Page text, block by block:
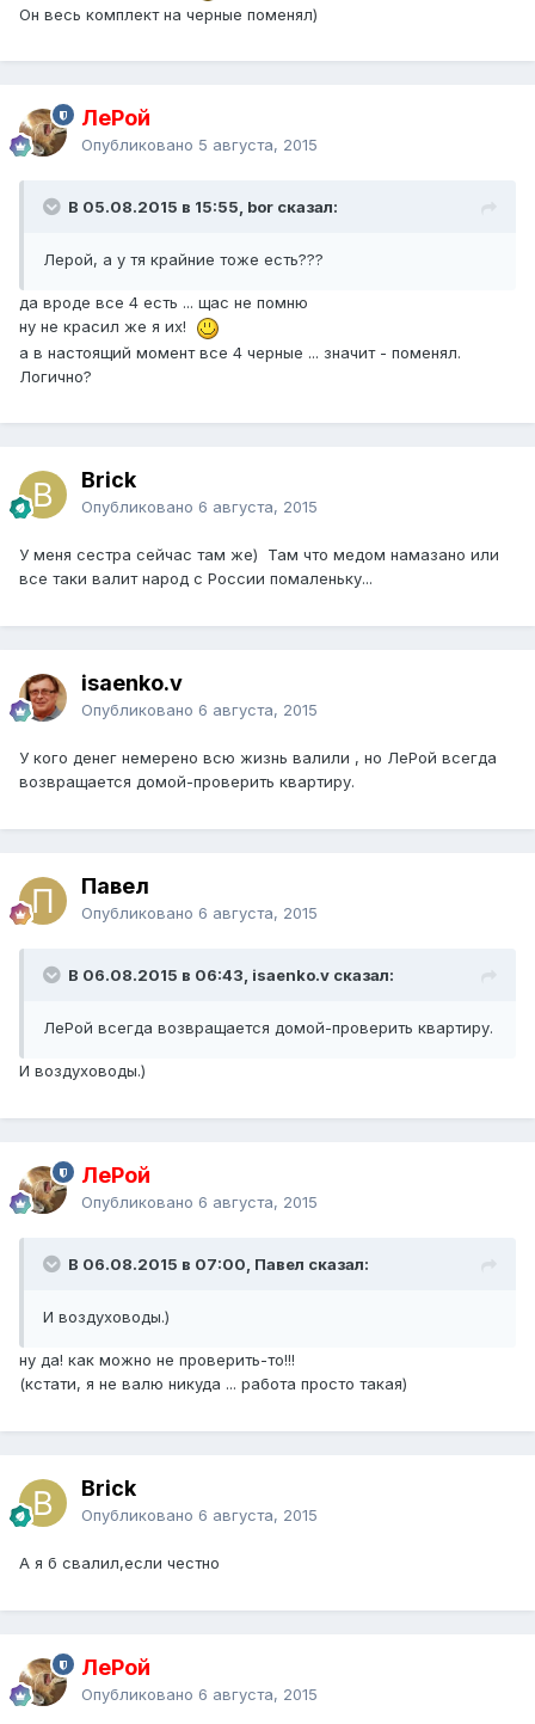
Он весь комплект на черные поменял)
ЛеРой
Опубликовано 5 августа, 2015
В 05.08.2015 в 15:55, bor сказал:
Лерой, а у тя крайние тоже есть???
да вроде все 4 есть ... щас не помню
ну не красил же я их!
а в настоящий момент все 4 черные ... значит - поменял.
Логично?
Brick
Опубликовано 6 августа, 2015
У меня сестра сейчас там же) Там что медом намазано или
все таки валит народ с России помаленьку...
isaenko.v
Опубликовано 6 августа, 2015
У кого денег немерено всю жизнь валили , но ЛеРой всегда
возвращается домой-проверить квартиру.
Павел
Опубликовано 6 августа, 2015
В 06.08.2015 в 06:43, isaenko.v сказал:
ЛеРой всегда возвращается домой-проверить квартиру.
И воздуховоды.)
ЛеРой
Опубликовано 6 августа, 2015
В 06.08.2015 в 07:00, Павел сказал:
И воздуховоды.)
ну да! как можно не проверить-то!!!
(кстати, я не валю никуда ... работа просто такая)
Brick
Опубликовано 6 августа, 2015
А я б свалил,если честно
ЛеРой
Опубликовано 6 августа, 2015